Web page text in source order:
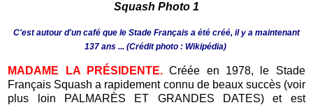
C'est autour d'un café que le Stade Français a été créé, il y a maintenant
137 ans ... (Crédit photo : Wikipédia)
MADAME LA PRÉSIDENTE.Créée en 1978, le Stade
Français Squash a rapidement connu de beaux succès (voir
plus loin PALMARÈS ET GRANDES DATES) et est